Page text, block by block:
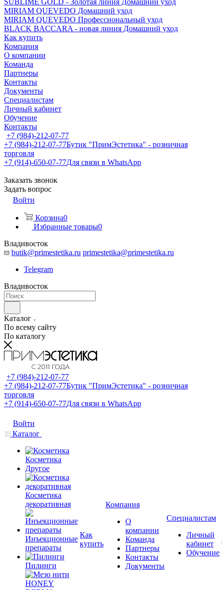
SUBLIME GOLD - Золотая линия Домашний уход
MIRIAM QUEVEDO Домашний уход
MIRIAM QUEVEDO Профессиональный уход
BLACK BACCARA - новая линия Домашний уход
Как купить
Компания
О компании
Команда
Партнеры
Контакты
Документы
Специалистам
Личный кабинет
Обучение
Контакты
+7 (984)-212-07-77
+7 (984)-212-07-77Бутик "ПримЭстетика" - розничная
торговля
+7 (914)-650-07-77Для связи в WhatsApp
Заказать звонок
Задать вопрос
Войти
Корзина0
Избранные товары0
Владивосток
butik@primestetika.ru primestetika@primestetika.ru
Telegram
Владивосток
Каталог
По всему сайту
По каталогу
+7 (984)-212-07-77
+7 (984)-212-07-77Бутик "ПримЭстетика" - розничная
торговля
+7 (914)-650-07-77Для связи в WhatsApp
Войти
Каталог
Косметика
Другое
Косметика
декоративная
Инъекционные
препараты
Пилинги
Как
купить
Компания
О
компании
Команда
Партнеры
Контакты
Документы
Специалистам
Личный
кабинет
Обучение